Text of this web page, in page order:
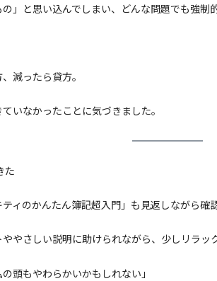
の」と思い込んでしまい、どんな問題でも強制
減ったら貸方。
いなかったことに気づきました。
た
ィのかんたん簿記超入門」も見返しながら確
やさしい説明に助けられながら、少しリラッ
の頭もやわらかいかもしれない」